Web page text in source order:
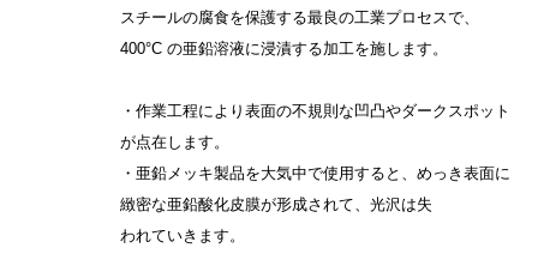
スチールの腐⾷を保護する最良の⼯業プロセスで、
400°C の亜鉛溶液に浸漬する加⼯を施します。
・作業工程により表⾯の不規則な凹凸やダークスポット
が点在します。
・亜鉛メッキ製品を大気中で使用すると、めっき表面に
緻密な亜鉛酸化皮膜が形成されて、光沢は失
われていきます。